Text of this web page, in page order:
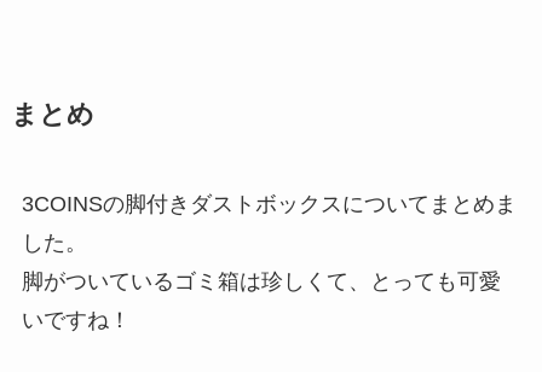
まとめ
3COINSの脚付きダストボックスについてまとめま
した。
脚がついているゴミ箱は珍しくて、とっても可愛
いですね！